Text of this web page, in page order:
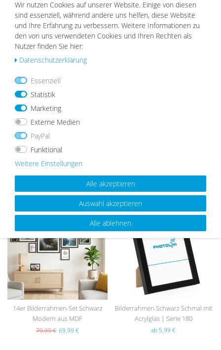
UNSERE TOPSELLER
nsc
e
Modern aus MDF
nsc
hlist
14er Bilderrahmen-Set Schwarz
Modern aus MDF
79,99 € 69,99 €
Wu
nsc
Bilderrahmen Schwarz Schmal mit
Acrylglas | Serie 180
ab 5,99 €
Wir nutzen Cookies auf unserer Website. Einige von diesen
sind essenziell, während andere uns helfen, diese Website
und Ihre Erfahrung zu verbessern. Weitere Informationen zu
den von uns verwendeten Cookies und Ihren Rechten als
Nutzer finden Sie hier:
Daten­schutz­erklärung
Essenziell
Statistik
Marketing
Externe Medien
PayPal
Funktional
Weitere Einstellungen
Alle akzeptieren
Auswahl akzeptieren
Alle ablehnen